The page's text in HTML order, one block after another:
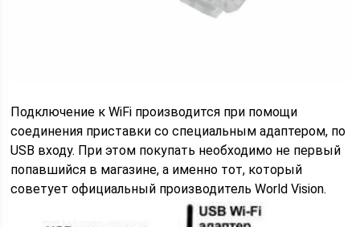
Подключение к WiFi производится при помощи
соединения приставки со специальным адаптером, по
USB входу. При этом покупать необходимо не первый
попавшийся в магазине, а именно тот, который
советует официальный производитель World Vision.